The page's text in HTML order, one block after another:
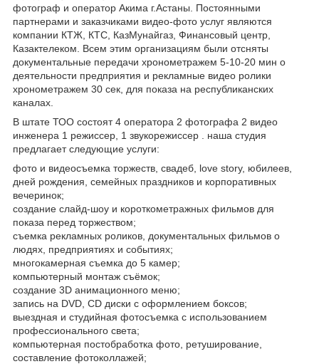
фотограф и оператор Акима г.Астаны. Постоянными
партнерами и заказчиками видео-фото услуг являются
компании КТЖ, КТС, КазМунайгаз, Финансовый центр,
Казактелеком. Всем этим организациям были отсняты
документальные передачи хронометражем 5-10-20 мин о
деятельности предприятия и рекламные видео ролики
хронометражем 30 сек, для показа на республиканских
каналах.
В штате ТОО состоят 4 оператора 2 фотографа 2 видео
инженера 1 режиссер, 1 звукорежиссер . наша студия
предлагает следующие услуги:
фото и видеосъемка торжеств, свадеб, love story, юбилеев,
дней рождения, семейных праздников и корпоративных
вечеринок;
создание слайд-шоу и короткометражных фильмов для
показа перед торжеством;
съемка рекламных роликов, документальных фильмов о
людях, предприятиях и событиях;
многокамерная съемка до 5 камер;
компьютерный монтаж съёмок;
создание 3D анимационного меню;
запись на DVD, СD диски с оформлением боксов;
выездная и студийная фотосъемка с использованием
профессионального света;
компьютерная постобработка фото, ретуширование,
составление фотоколлажей;